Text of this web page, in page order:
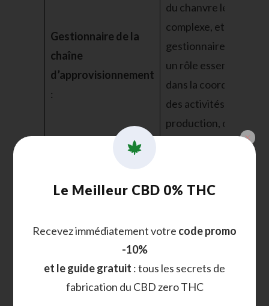
Gestionnaire de la
chaîne
d’approvisionnement
:
du chanvre légal est
complexe, et les
gestionnaires jouent
un rôle essentiel
dans la coordination
des activités de
production, de
transformation et de
En raison de la
constante évolution,
conformité aident les
entreprises à
Le Meilleur CBD 0% THC
Recevez immédiatement votre code promo
-10%
et le guide gratuit : tous les secrets de
fabrication du CBD zero THC